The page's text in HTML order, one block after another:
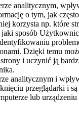
analitycznym,
o tym, jak
korzysta np. które
sposób
Dzięki temu
i uczynić ją
analitycznym i
przeglądarki i
lub